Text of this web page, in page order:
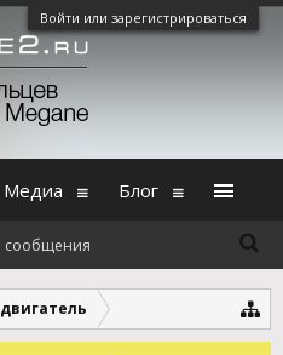
Войти или зарегистрироваться
сообщения
Медиа Блог